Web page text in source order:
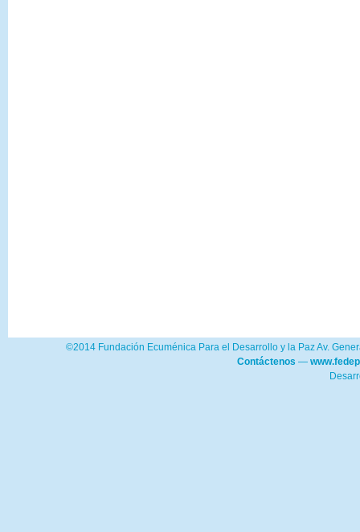
©2014 Fundación Ecuménica Para el Desarrollo y la Paz Av.
Contáctenos —